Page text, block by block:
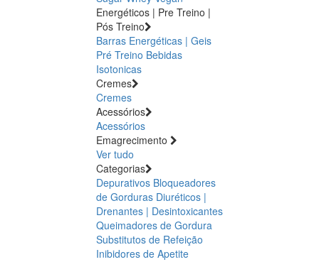
Energéticos | Pre Treino |
Pós Treino
Barras Energéticas | Geis
Pré Treino Bebidas
Isotonicas
Cremes
Cremes
Acessórios
Acessórios
Emagrecimento
Ver tudo
Categorias
Depurativos Bloqueadores
de Gorduras Diuréticos |
Drenantes | Desintoxicantes
Queimadores de Gordura
Substitutos de Refeição
Inibidores de Apetite